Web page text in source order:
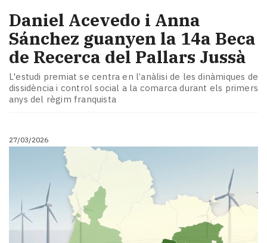
Daniel Acevedo i Anna
Sánchez guanyen la 14a Beca
de Recerca del Pallars Jussà
L'estudi premiat se centra en l’anàlisi de les dinàmiques de
dissidència i control social a la comarca durant els primers
anys del règim franquista
27/03/2026